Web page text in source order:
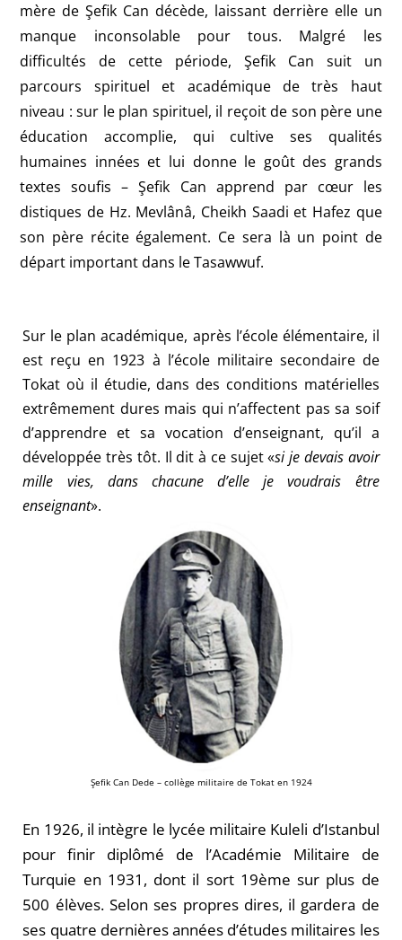
mère de Şefik Can décède, laissant derrière elle un
manque inconsolable pour tous. Malgré les
difficultés de cette période, Şefik Can suit un
parcours spirituel et académique de très haut
niveau : sur le plan spirituel, il reçoit de son père une
éducation accomplie, qui cultive ses qualités
humaines innées et lui donne le goût des grands
textes soufis – Şefik Can apprend par cœur les
distiques de Hz. Mevlânâ, Cheikh Saadi et Hafez que
son père récite également. Ce sera là un point de
départ important dans le Tasawwuf.
Sur le plan académique, après l’école élémentaire, il
est reçu en 1923 à l’école militaire secondaire de
Tokat où il étudie, dans des conditions matérielles
extrêmement dures mais qui n’affectent pas sa soif
d’apprendre et sa vocation d’enseignant, qu’il a
développée très tôt. Il dit à ce sujet «si je devais avoir
mille vies, dans chacune d’elle je voudrais être
enseignant».
Şefik Can Dede – collège militaire de Tokat en 1924
En 1926, il intègre le lycée militaire Kuleli d’Istanbul
pour finir diplômé de l’Académie Militaire de
Turquie en 1931, dont il sort 19ème sur plus de
500 élèves. Selon ses propres dires, il gardera de
ses quatre dernières années d’études militaires les